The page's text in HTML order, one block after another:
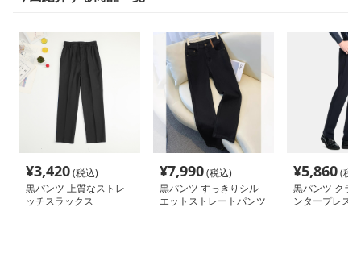
¥3,420(税込)
黒パンツ 上質なストレ
ッチスラックス
¥7,990(税込)
黒パンツ すっきりシル
エットストレートパンツ
¥5,860(税
黒パンツ クラ
ンタープレス